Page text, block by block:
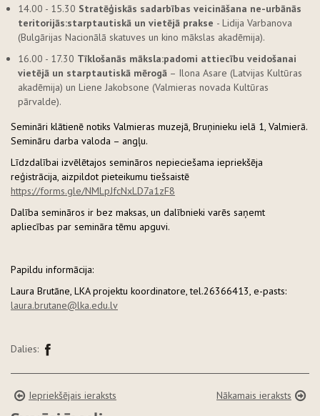
14.00 - 15.30 Stratēģiskās sadarbības veicināšana ne-urbānās
teritorijās:starptautiskā un vietējā prakse - Lidija Varbanova
(Bulgārijas Nacionālā skatuves un kino mākslas akadēmija).
16.00 - 17.30 Tīklošanās māksla:padomi attiecību veidošanai
vietējā un starptautiskā mērogā – Ilona Asare (Latvijas Kultūras
akadēmija) un Liene Jakobsone (Valmieras novada Kultūras
pārvalde).
Semināri klātienē notiks Valmieras muzejā, Bruņinieku ielā 1, Valmierā.
Semināru darba valoda – angļu.
Līdzdalībai izvēlētajos semināros nepieciešama iepriekšēja
reģistrācija, aizpildot pieteikumu tiešsaistē
https://forms.gle/NMLpJfcNxLD7a1zF8
Dalība semināros ir bez maksas, un dalībnieki varēs saņemt
apliecības par semināra tēmu apguvi.
Papildu informācija:
Laura Brutāne, LKA projektu koordinatore, tel.26366413, e-pasts:
laura.brutane@lka.edu.lv
Dalies:
Iepriekšējais ieraksts Nākamais ieraksts